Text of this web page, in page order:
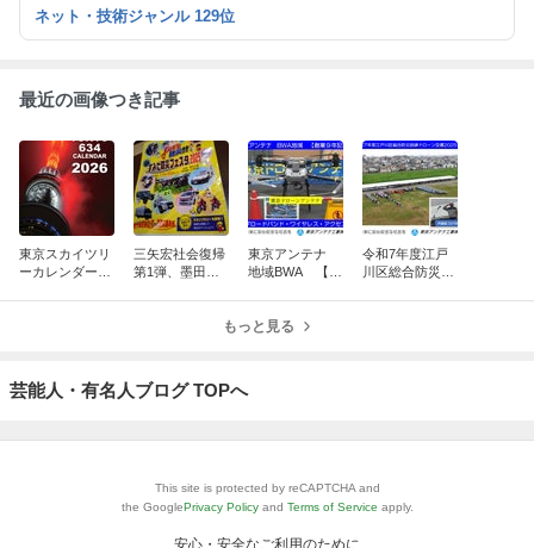
て創業しました。
ネット・技術ジャンル 129位
最近の画像つき記事
東京スカイツリ
ーカレンダー10
三矢宏社会復帰
第1弾、墨田区
東京アンテナ
地域BWA 【創
ド・ワイヤレ
令和7年度江戸
川区総合防災訓
もっと見る
芸能人・有名人ブログ TOPへ
This site is protected by reCAPTCHA and
the GooglePrivacy Policy and Terms of Service apply.
安心・安全なご利用のために